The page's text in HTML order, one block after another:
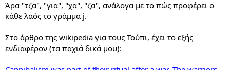
Άρα "τζα", "για", "χα", "ζα", ανάλογα με το πώς προφέρει ο
κάθε λαός το γράμμα j.
Στο άρθρο της wikipedia για τους Τούπι, έχει το εξής
ενδιαφέρον (τα παχιά δικά μου):